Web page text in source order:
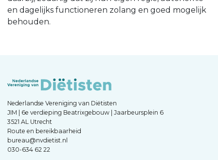
en dagelijks functioneren zolang en goed mogelijk
behouden.
Nederlandse Vereniging van Diëtisten
JIM | 6e verdieping Beatrixgebouw | Jaarbeursplein 6
3521 AL Utrecht
Route en bereikbaarheid
bureau@nvdietist.nl
030-634 62 22